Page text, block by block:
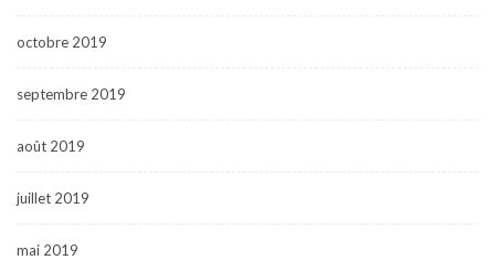
octobre 2019
septembre 2019
août 2019
juillet 2019
mai 2019